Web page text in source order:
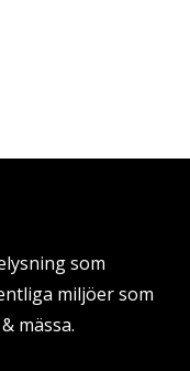
som
miljöer som
mässa.